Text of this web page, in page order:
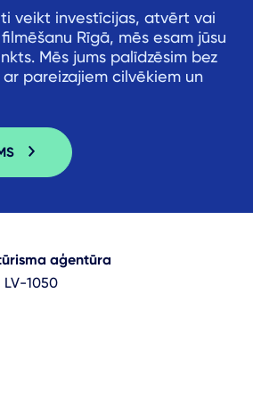
veikt investīcijas, atvērt vai
Rīgā, mēs esam jūsu
Mēs jums palīdzēsim bez
pareizajiem cilvēkiem un
aģentūra
LV-1050